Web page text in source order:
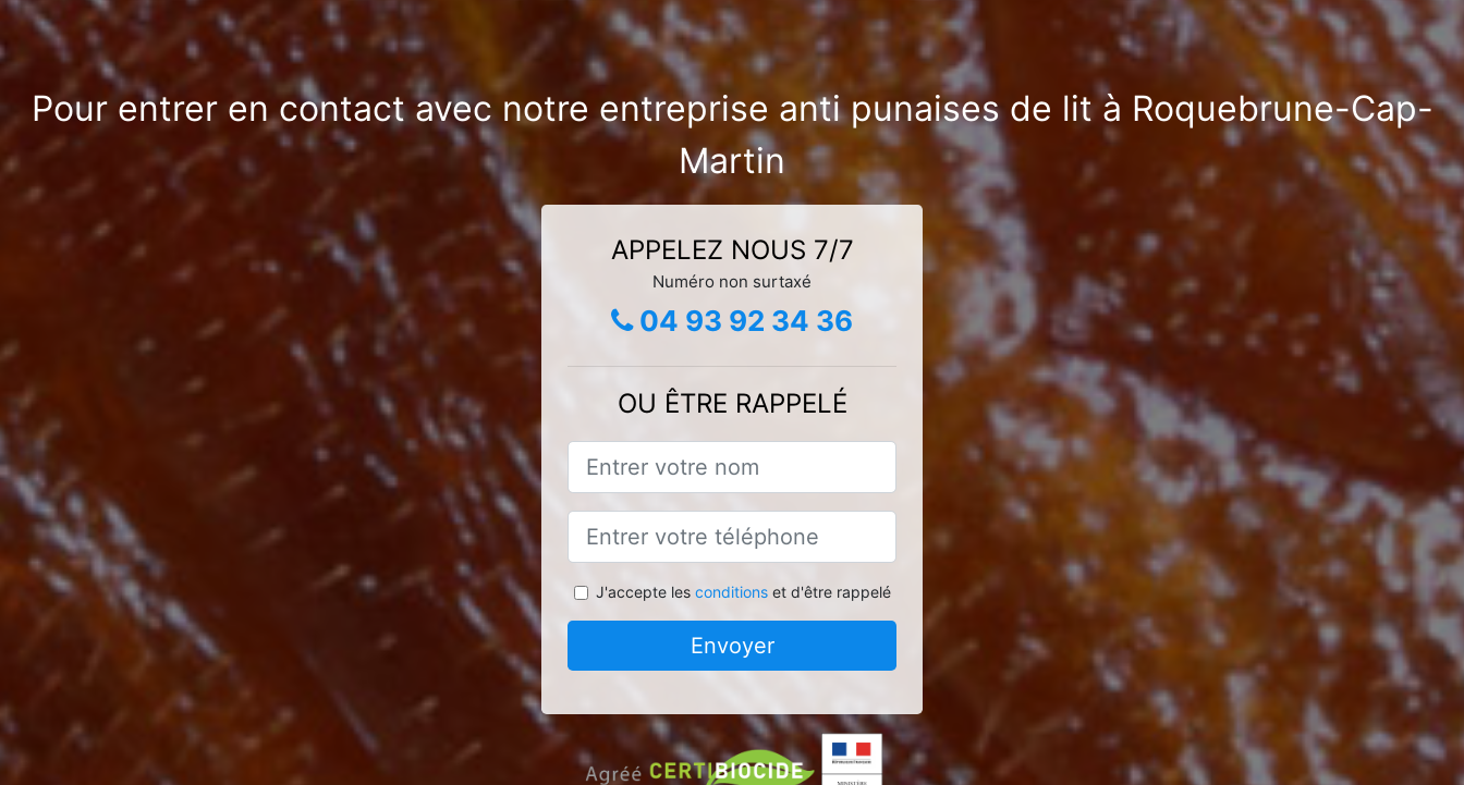
Pour entrer en contact avec notre entreprise anti punaises de lit à Roquebrune-Cap-
Martin
APPELEZ NOUS 7/7
Numéro non surtaxé
04 93 92 34 36
OU ÊTRE RAPPELÉ
J'accepte les conditionset d'être rappelé
Envoyer